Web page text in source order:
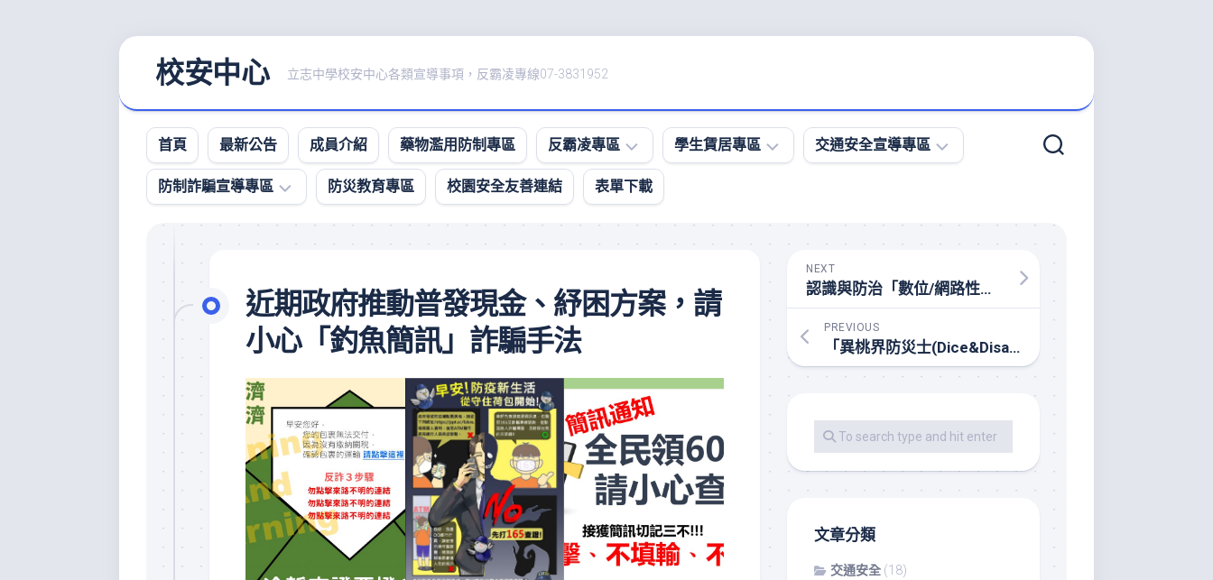
校安中心 立志中學校安中心各類宣導事項，反霸凌專線07-3831952
首頁 最新公告 成員介紹 藥物濫用防制專區 反霸凌專區
治
校
凌
影
音
專
學生賃居專區
居
評
證
通
過
住
租
屋
交通安全宣導專區
型
電
動
二
專
影
音
材
專
防制詐騙宣導專區 防災教育專區 校園安全友善連結 表單下載
近期政府推動普發現金、紓困方案，請
小心「釣魚簡訊」詐騙手法
NEXT
認識與防治「數位/網路性別暴力」
PREVIOUS
「異桃界防災士(Dice&Disaster)」線上學習平台
文章分類
交通安全 (18)